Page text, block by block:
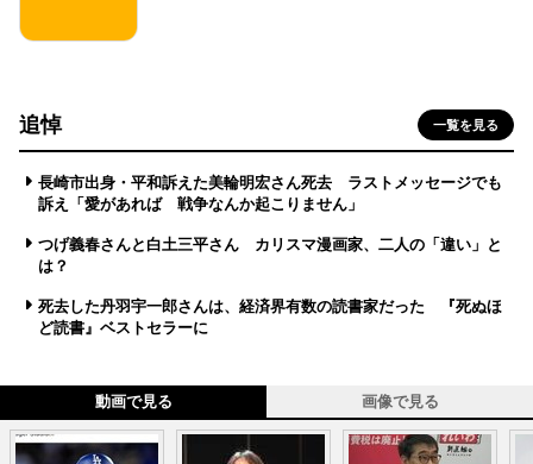
追悼 一覧を見る
長崎市出身・平和訴えた美輪明宏さん死去 ラストメッセージでも
訴え「愛があれば 戦争なんか起こりません」
つげ義春さんと白土三平さん カリスマ漫画家、二人の「違い」と
は？
死去した丹羽宇一郎さんは、経済界有数の読書家だった 『死ぬほ
ど読書』ベストセラーに
動画で見る 画像で見る